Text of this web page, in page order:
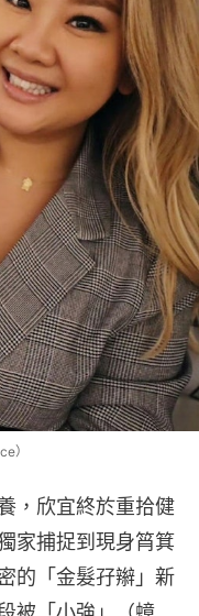
）
，欣宜終於重拾健
家捕捉到現身筲箕
的「金髮孖辮」新